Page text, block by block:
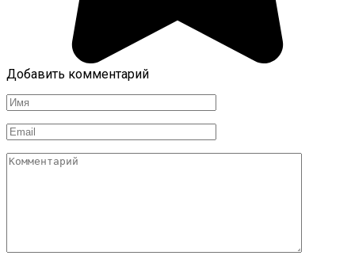
Добавить комментарий
Имя
*
Email
*
Комментарий